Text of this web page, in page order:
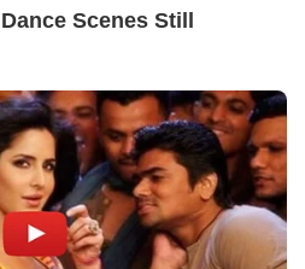
Kicking Kid And Mom – Watch!
Yard – Watch What Happened
Tattoos On Her Face. Look At Her